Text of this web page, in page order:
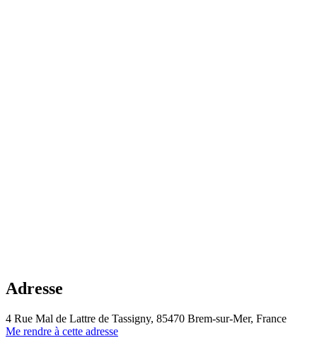
Adresse
4 Rue Mal de Lattre de Tassigny, 85470 Brem-sur-Mer, France
Me rendre à cette adresse